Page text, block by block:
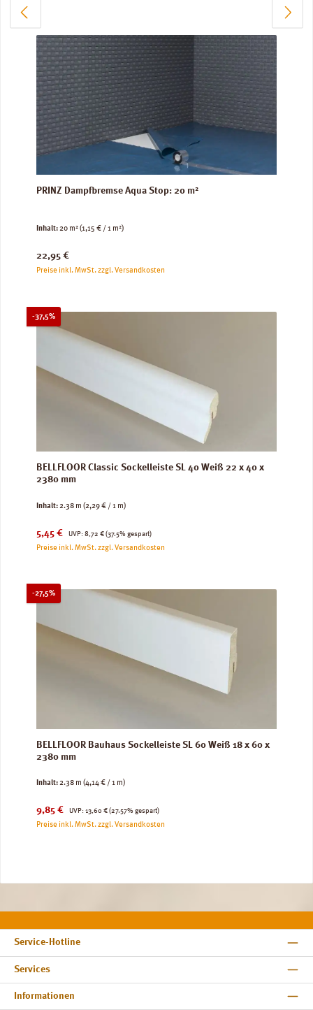
PRINZ Dampfbremse Aqua Stop: 20 m²
Inhalt:20 m²(1,15 € / 1 m²)
Regulärer Preis:
22,95 €
Preise inkl. MwSt. zzgl. Versandkosten
-37,5%Rabatt
BELLFLOOR Classic Sockelleiste SL 40 Weiß 22 x 40 x
2380 mm
Inhalt:2.38 m (2,29 € / 1 m)
Verkaufspreis:
5,45 € UVP:
Regulärer Preis:
8,72 € (37.5% gespart)
Preise inkl. MwSt. zzgl. Versandkosten
-27,5%Rabatt
BELLFLOOR Bauhaus Sockelleiste SL 60 Weiß 18 x 60 x
2380 mm
Inhalt:2.38 m (4,14 € / 1 m)
Verkaufspreis:
9,85 € UVP:
Regulärer Preis:
13,60 € (27.57% gespart)
Preise inkl. MwSt. zzgl. Versandkosten
Service-Hotline
Services
Informationen